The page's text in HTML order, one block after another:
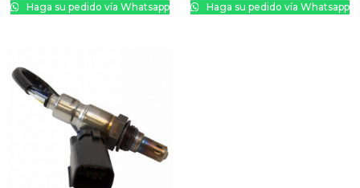
Haga su pedido vía Whatsapp Haga su pedido vía Whatsapp